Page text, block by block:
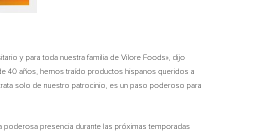
y para toda nuestra familia de Vilore Foods», dijo
40 años, hemos traído productos hispanos queridos a
solo de nuestro patrocinio, es un paso poderoso para
presencia durante las próximas temporadas